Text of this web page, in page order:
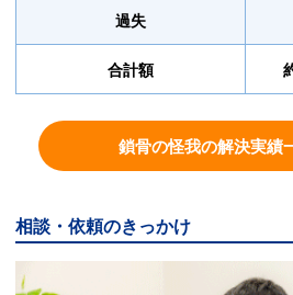
過失
合計額
鎖骨の怪我の解決実績
相談・依頼のきっかけ